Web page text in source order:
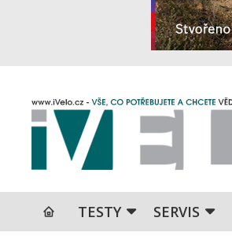
TESTY SERVIS